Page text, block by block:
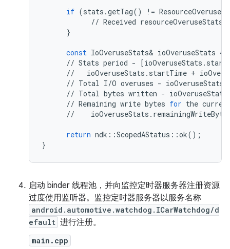
if (stats .getTag() !=
// Received resourceOveruseStats
}
const IoOveruseStats& ioOveruseStats =
// Stats period - [ioOveruseStats .
//
ioOveruseStats . startTime +
// Total I/O overuses - ioOveruseStats
// Total bytes written - ioOveruseStats
// Remaining write bytes for the
//
ioOveruseStats .
return ndk ::ScopedAStatus ::ok();
}
启动 binder 线程池，并向监控定时器服务器注册资源
过度使用监听器。监控定时器服务器以服务名称
android.automotive.watchdog.ICarWatchdog/d
efault 进行注册。
main.cpp